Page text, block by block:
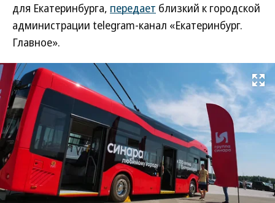
для Екатеринбурга, передает близкий к городской
администрации telegram-канал «Екатеринбург.
Главное».
Развернуть